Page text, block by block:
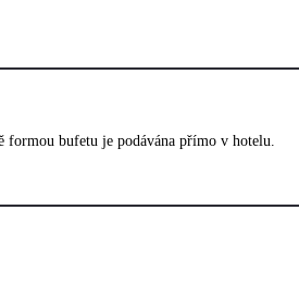
formou bufetu je podávána přímo v hotelu.